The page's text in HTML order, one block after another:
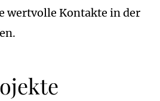
wertvolle Kontakte in der